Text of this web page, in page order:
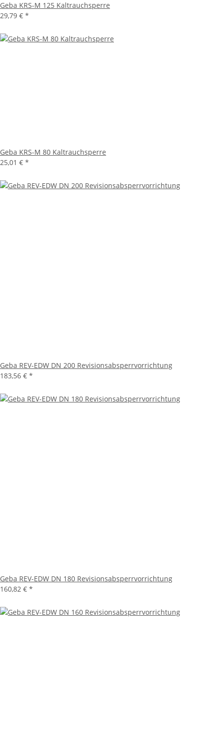
Geba KRS-M 125 Kaltrauchsperre
29,79 € *
Geba KRS-M 80 Kaltrauchsperre
25,01 € *
Geba REV-EDW DN 200 Revisionsabsperrvorrichtung
183,56 € *
Geba REV-EDW DN 180 Revisionsabsperrvorrichtung
160,82 € *